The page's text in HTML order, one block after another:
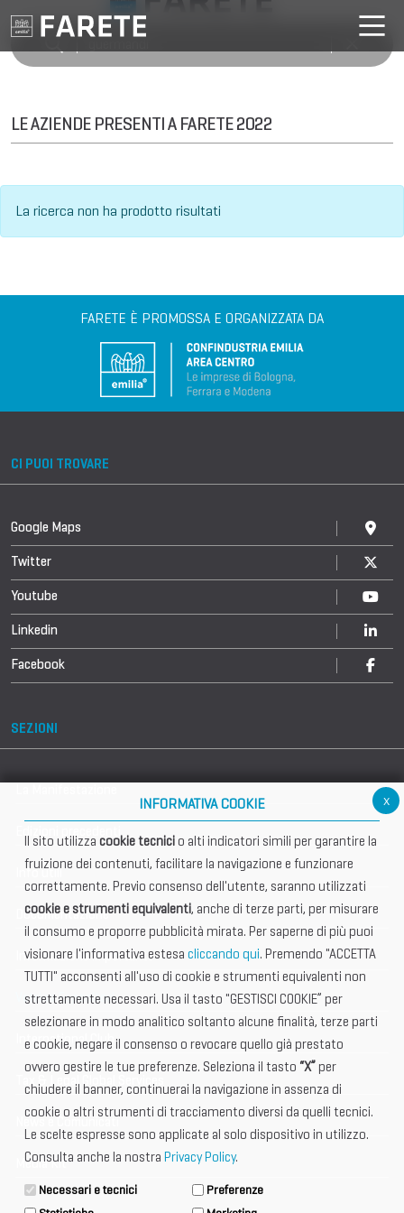
LE AZIENDE PRESENTI A FARETE 2022
La ricerca non ha prodotto risultati
FARETE È PROMOSSA E ORGANIZZATA DA
CI PUOI TROVARE
Google Maps
Twitter
Youtube
Linkedin
Facebook
SEZIONI
Info utili
Documentazione
Informazione importante
Vetrina Espositori
International Club
Tax & Legal Global Services
News e Comunicati
Media Kit
x
INFORMATIVA COOKIE
Il sito utilizza cookie tecnicio alti indicatori simili per garantire la
fruizione dei contenuti, facilitare la navigazione e funzionare
correttamente. Previo consenso dell'utente, saranno utilizzati
cookie e strumenti equivalenti, anche di terze parti, per misurare
il consumo e proporre pubblicità mirata. Per saperne di più puoi
visionare l'informativa estesa cliccando qui. Premendo "ACCETTA
TUTTI" acconsenti all'uso di cookie e strumenti equivalenti non
strettamente necessari. Usa il tasto "GESTISCI COOKIE” per
selezionare in modo analitico soltanto alcune finalità, terze parti
e cookie, negare il consenso o revocare quello già prestato
ovvero gestire le tue preferenze. Seleziona il tasto “X” per
chiudere il banner, continuerai la navigazione in assenza di
cookie o altri strumenti di tracciamento diversi da quelli tecnici.
Le scelte espresse sono applicate al solo dispositivo in utilizzo.
Consulta anche la nostra Privacy Policy.
Necessari e tecnici
Preferenze